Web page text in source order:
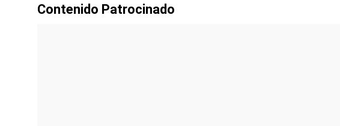
Contenido Patrocinado